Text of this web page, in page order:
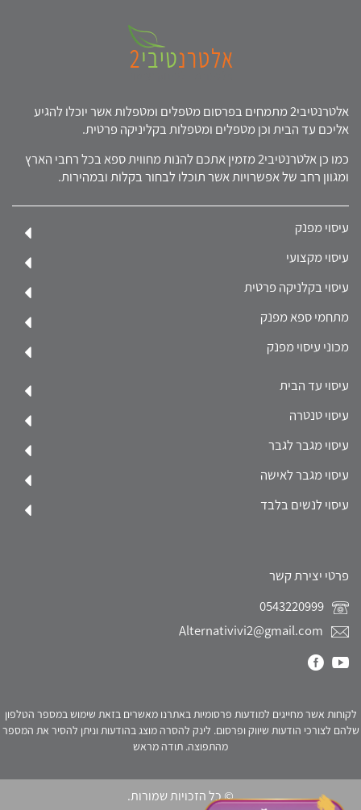
אלטרנטיבי2 מתמחים בפרסום מטפלים ומטפלות אשר יוכלו להגיע
אליכם עד הבית וכן מטפלים ומטפלות בקליניקה פרטית.
כמו כן אלטרנטיבי2 מזמין אתכם להנות מחווית ספא בכל רחבי הארץ
ומגוון רחב של אפשרויות אשר תוכלו לבחור בקלות ובמהירות.
עיסוי מפנק
עיסוי מקצועי
עיסוי בקלניקה פרטית
מתחמי ספא מפנק
מכוני עיסוי מפנק
עיסוי עד הבית
עיסוי טנטרה
עיסוי מגבר לגבר
עיסוי מגבר לאישה
עיסוי לנשים בלבד
פרטי יצירת קשר
Alternativivi2@gmail.com
לקוחות אשר מחייגים למודעות פרסומיות באתרנו מאשרים בזאת שימוש במספר הטלפון
שלהם לצורכי הודעות שיווק ופרסום. לינק להסרה מוצג בהודעות וניתן להסיר את המספר
מהתפוצה. תודה מראש
© כל הזכויות שמורות.